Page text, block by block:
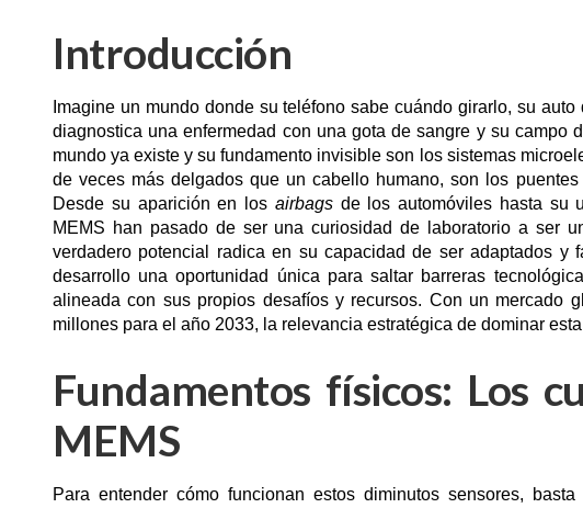
Introducción
Imagine un mundo donde su teléfono sabe cuándo girarlo, su
diagnostica una enfermedad con una gota de sangre y su campo
mundo ya existe y su fundamento invisible son los sistemas
de veces más delgados que un cabello humano, son los
Desde su aparición en los airbagsde los automóviles hasta su
MEMS han pasado de ser una curiosidad de laboratorio a ser
verdadero potencial radica en su capacidad de ser adaptados y
desarrollo una oportunidad única para saltar barreras
alineada con sus propios desafíos y recursos. Con un mercado
millones para el año 2033, la relevancia estratégica de dominar
Fundamentos físicos: Los
MEMS
Para entender cómo funcionan estos diminutos sensores,